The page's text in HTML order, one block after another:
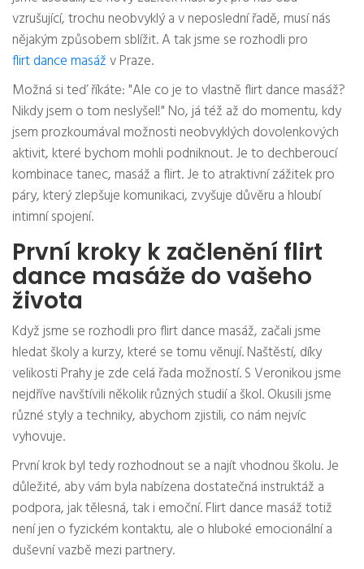
vzrušující, trochu neobvyklý a v neposlední řadě, musí nás
nějakým způsobem sblížit. A tak jsme se rozhodli pro
flirt dance masážv Praze.
Možná si teď říkáte: "Ale co je to vlastně flirt dance masáž?
Nikdy jsem o tom neslyšel!" No, já též až do momentu, kdy
jsem prozkoumával možnosti neobvyklých dovolenkových
aktivit, které bychom mohli podniknout. Je to dechberoucí
kombinace tanec, masáž a flirt. Je to atraktivní zážitek pro
páry, který zlepšuje komunikaci, zvyšuje důvěru a hloubí
intimní spojení.
První kroky k začlenění flirt
dance masáže do vašeho
života
Když jsme se rozhodli pro flirt dance masáž, začali jsme
hledat školy a kurzy, které se tomu věnují. Naštěstí, díky
velikosti Prahy je zde celá řada možností. S Veronikou jsme
nejdříve navštívili několik různých studií a škol. Okusili jsme
různé styly a techniky, abychom zjistili, co nám nejvíc
vyhovuje.
První krok byl tedy rozhodnout se a najít vhodnou školu. Je
důležité, aby vám byla nabízena dostatečná instruktáž a
podpora, jak tělesná, tak i emoční. Flirt dance masáž totiž
není jen o fyzickém kontaktu, ale o hluboké emocionální a
duševní vazbě mezi partnery.